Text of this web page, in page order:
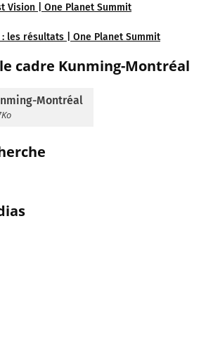
Vision | One Planet Summit
les résultats | One Planet Summit
le cadre Kunming-Montréal
Montréal
ias